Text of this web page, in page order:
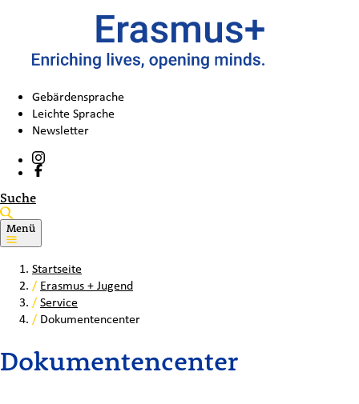
Gebärdensprache
Leichte Sprache
Newsletter
Suche
Menü
Startseite
/ Erasmus + Jugend
/Service
/ Dokumentencenter
Dokumentencenter